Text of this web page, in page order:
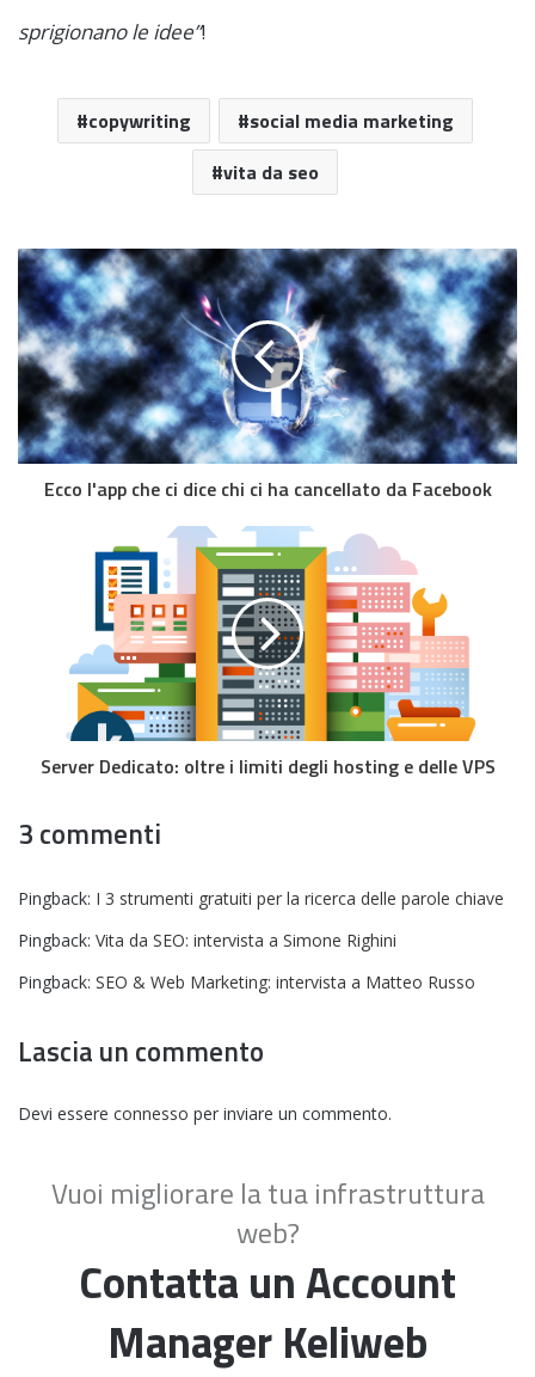
sprigionano le idee”!
copywriting
social media marketing
vita da seo
Ecco l'app che ci dice chi ci ha cancellato da Facebook
Server Dedicato: oltre i limiti degli hosting e delle VPS
3 commenti
Pingback: I 3 strumenti gratuiti per la ricerca delle parole chiave
Pingback: Vita da SEO: intervista a Simone Righini
Pingback: SEO & Web Marketing: intervista a Matteo Russo
Lascia un commento
Devi essere connesso per inviare un commento.
Vuoi migliorare la tua infrastruttura
web?
Contatta un Account
Manager Keliweb